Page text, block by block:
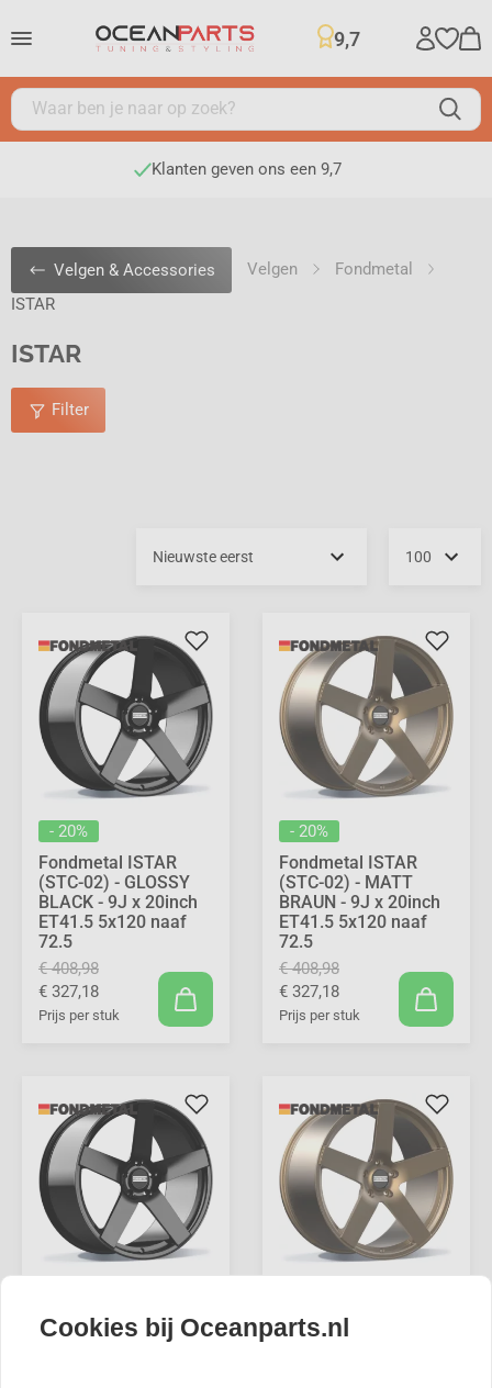
9,7
Klanten geven ons een 9,7
Velgen & Accessories Velgen
Fondmetal
ISTAR
ISTAR
Filter
- 20%
Fondmetal ISTAR
(STC-02) - GLOSSY
BLACK - 9J x 20inch
ET41.5 5x120 naaf
72.5
€ 408,98
€ 327,18
Prijs per stuk
- 20%
Fondmetal ISTAR
(STC-02) - MATT
BRAUN - 9J x 20inch
ET41.5 5x120 naaf
72.5
€ 408,98
€ 327,18
Prijs per stuk
Fondmetal ISTAR
(STC-02) - GLOSSY
Fondmetal ISTAR
Cookies bij Oceanparts.nl